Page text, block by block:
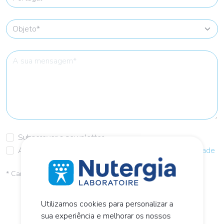
Subscrever a newsletter
Aceito os
política de privacidade
* Campos de preenchimento obrigatório
Enviar
Utilizamos cookies para personalizar a
sua experiência e melhorar os nossos